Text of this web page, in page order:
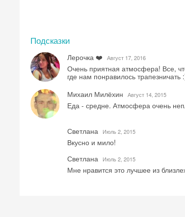
Подсказки
Лерочка ❤️ Август 17, 2016
Очень приятная атмосфера! Все,
где нам понравилось трапезничать
Михаил Милёхин
Август 14, 2015
Еда - средне. Атмосфера очень
Светлана Июль 2, 2015
Вкусно и мило!
Светлана
Июль 2, 2015
Мне нравится это лучшее из